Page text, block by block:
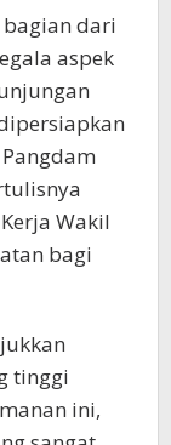
dari
aspek
Wakil
bagi
tinggi
ini,